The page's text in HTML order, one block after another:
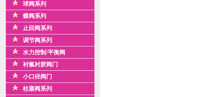
球阀系列
蝶阀系列
止回阀系列
调节阀系列
水力控制/平衡阀
衬氟衬胶阀门
小口径阀门
柱塞阀系列